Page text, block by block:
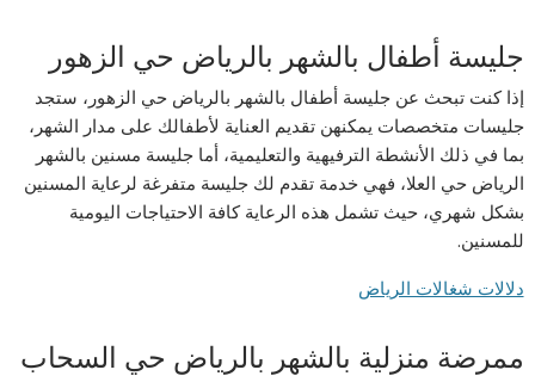
جليسة أطفال بالشهر بالرياض حي الزهور
إذا كنت تبحث عن جليسة أطفال بالشهر بالرياض حي الزهور، ستجد
جليسات متخصصات يمكنهن تقديم العناية لأطفالك على مدار الشهر،
بما في ذلك الأنشطة الترفيهية والتعليمية، أما جليسة مسنين بالشهر
الرياض حي العلا، فهي خدمة تقدم لك جليسة متفرغة لرعاية المسنين
بشكل شهري، حيث تشمل هذه الرعاية كافة الاحتياجات اليومية
للمسنين.
دلالات شغالات الرياض
ممرضة منزلية بالشهر بالرياض حي السحاب